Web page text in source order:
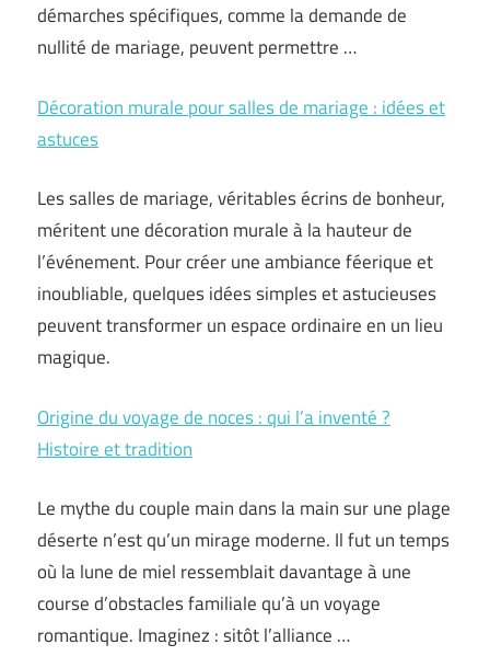
démarches spécifiques, comme la demande de
nullité de mariage, peuvent permettre …
Décoration murale pour salles de mariage : idées et
astuces
Les salles de mariage, véritables écrins de bonheur,
méritent une décoration murale à la hauteur de
l’événement. Pour créer une ambiance féerique et
inoubliable, quelques idées simples et astucieuses
peuvent transformer un espace ordinaire en un lieu
magique.
Origine du voyage de noces : qui l’a inventé ?
Histoire et tradition
Le mythe du couple main dans la main sur une plage
déserte n’est qu’un mirage moderne. Il fut un temps
où la lune de miel ressemblait davantage à une
course d’obstacles familiale qu’à un voyage
romantique. Imaginez : sitôt l’alliance …